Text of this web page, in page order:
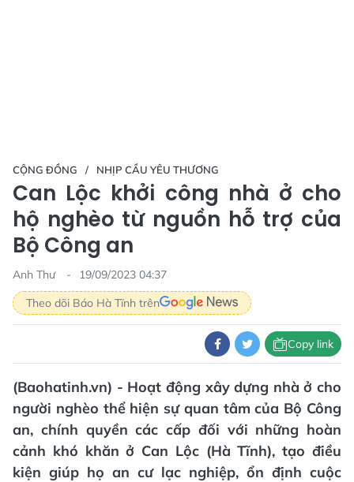
CỘNG ĐỒNG NHỊP CẦU YÊU THƯƠNG
Can Lộc khởi công nhà ở cho
hộ nghèo từ nguồn hỗ trợ của
Bộ Công an
Anh Thư
19/09/2023 04:37
Theo dõi Báo Hà Tĩnh trên
Copy link
(Baohatinh.vn) - Hoạt động xây dựng nhà ở cho
người nghèo thể hiện sự quan tâm của Bộ Công
an, chính quyền các cấp đối với những hoàn
cảnh khó khăn ở Can Lộc (Hà Tĩnh), tạo điều
kiện giúp họ an cư lạc nghiệp, ổn định cuộc